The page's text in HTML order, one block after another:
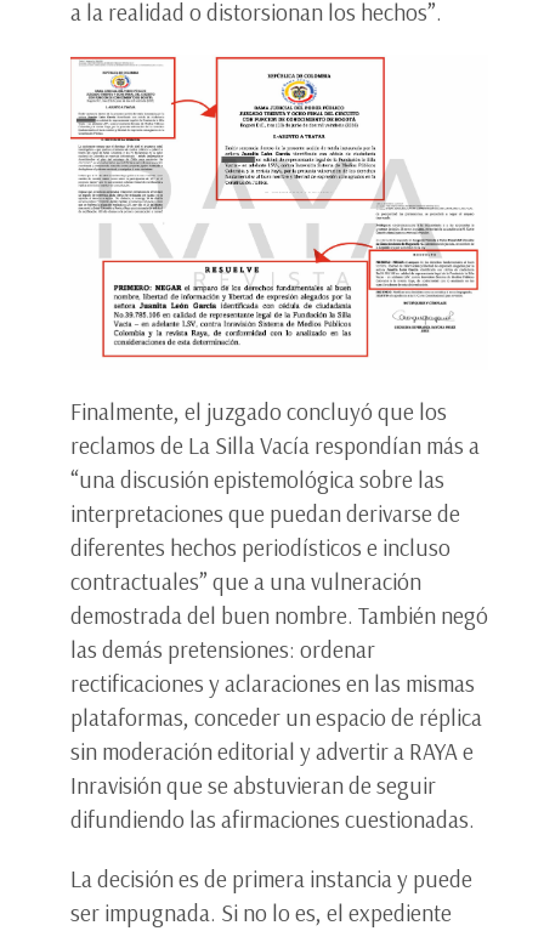
a la realidad o distorsionan los hechos”.
Finalmente, el juzgado concluyó que los
reclamos de La Silla Vacía respondían más a
“una discusión epistemológica sobre las
interpretaciones que puedan derivarse de
diferentes hechos periodísticos e incluso
contractuales” que a una vulneración
demostrada del buen nombre. También negó
las demás pretensiones: ordenar
rectificaciones y aclaraciones en las mismas
plataformas, conceder un espacio de réplica
sin moderación editorial y advertir a RAYA e
Inravisión que se abstuvieran de seguir
difundiendo las afirmaciones cuestionadas.
La decisión es de primera instancia y puede
ser impugnada. Si no lo es, el expediente